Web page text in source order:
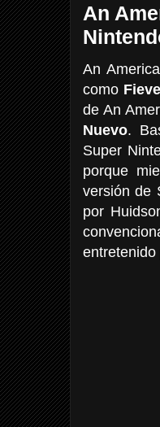
An
An
como
de An
Nuevo.
Super
porque
versión de
por